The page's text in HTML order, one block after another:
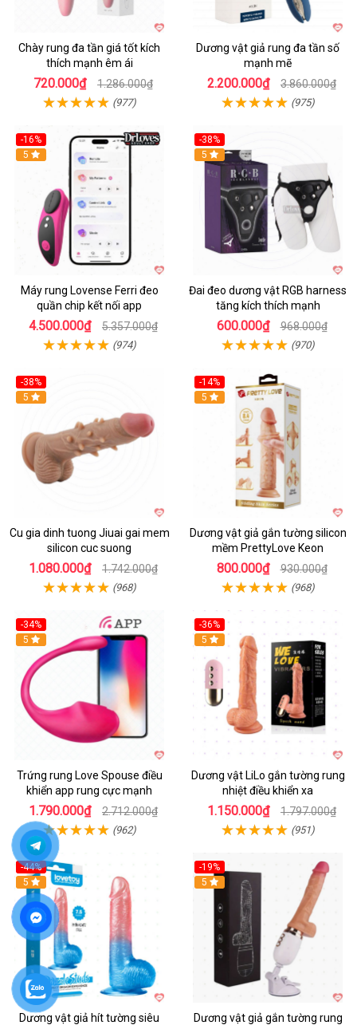
Chày rung đa tần giá tốt kích
thích mạnh êm ái
720.000₫ 1.286.000₫
(977)
Dương vật giả rung đa tần số
mạnh mẽ
2.200.000₫ 3.860.000₫
(975)
-16%
Hot
5
Máy rung Lovense Ferri đeo
quần chip kết nối app
4.500.000₫ 5.357.000₫
(974)
-38%
Hot
5
Đai đeo dương vật RGB harness
tăng kích thích mạnh
600.000₫ 968.000₫
(970)
-38%
5
Cu gia dinh tuong Jiuai gai mem
silicon cuc suong
1.080.000₫ 1.742.000₫
(968)
-14%
5
Dương vật giả gắn tường silicon
mềm PrettyLove Keon
800.000₫ 930.000₫
(968)
-34%
5
Trứng rung Love Spouse điều
khiển app rung cực mạnh
1.790.000₫ 2.712.000₫
(962)
-36%
5
Dương vật LiLo gắn tường rung
nhiệt điều khiển xa
1.150.000₫ 1.797.000₫
(951)
-44%
Hot
5
Dương vật giả hít tường siêu
-19%
Hot
5
Dương vật giả gắn tường rung